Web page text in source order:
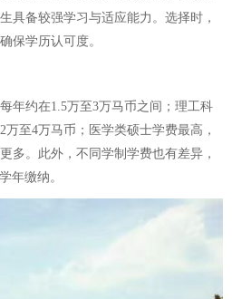
具备较强学习与适应能力。选择时，
保学历认可度。
年约在1.5万至3万马币之间；理工科
至4万马币；医学类硕士学费最高，
多。此外，不同学制学费也有差异，
年缴纳。